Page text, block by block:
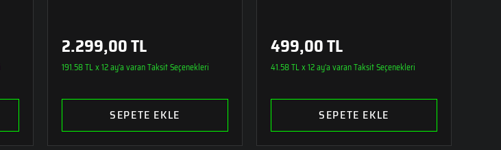
2.299,00 TL
191.58 TL x 12 ay'a varan Taksit Seçenekleri
SEPETE EKLE
499,00 TL
41.58 TL x 12 ay'a varan Taksit Seçenekleri
SEPETE EKLE